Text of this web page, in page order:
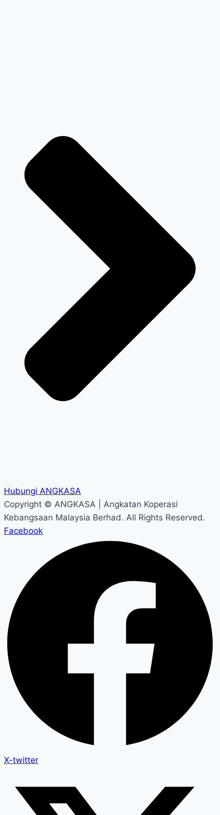
Hubungi ANGKASA
Copyright © ANGKASA | Angkatan Koperasi
Kebangsaan Malaysia Berhad. All Rights Reserved.
Facebook
X-twitter